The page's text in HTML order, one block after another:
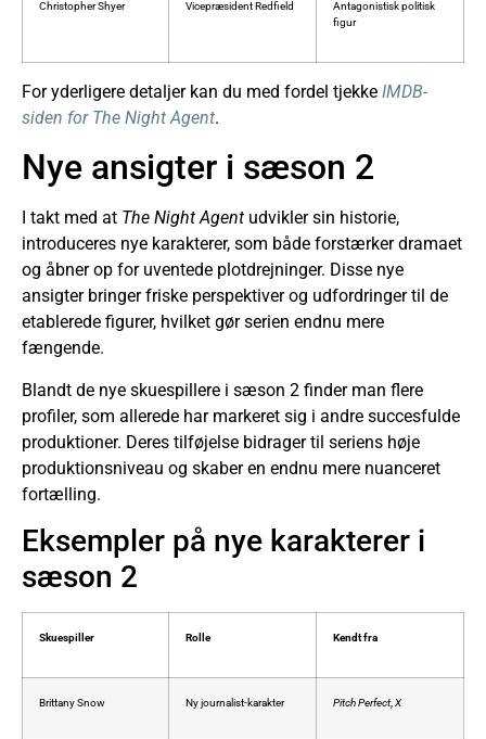
Christopher Shyer Vicepræsident Redfield
Antagonistisk politisk
figur
For yderligere detaljer kan du med fordel tjekke IMDB-
siden for The Night Agent.
Nye ansigter i sæson 2
I takt med at The Night Agent udvikler sin historie,
introduceres nye karakterer, som både forstærker dramaet
og åbner op for uventede plotdrejninger. Disse nye
ansigter bringer friske perspektiver og udfordringer til de
etablerede figurer, hvilket gør serien endnu mere
fængende.
Blandt de nye skuespillere i sæson 2 finder man flere
profiler, som allerede har markeret sig i andre succesfulde
produktioner. Deres tilføjelse bidrager til seriens høje
produktionsniveau og skaber en endnu mere nuanceret
fortælling.
Eksempler på nye karakterer i
sæson 2
Skuespiller Rolle Kendt fra
Brittany Snow Ny journalist-karakter Pitch Perfect, X